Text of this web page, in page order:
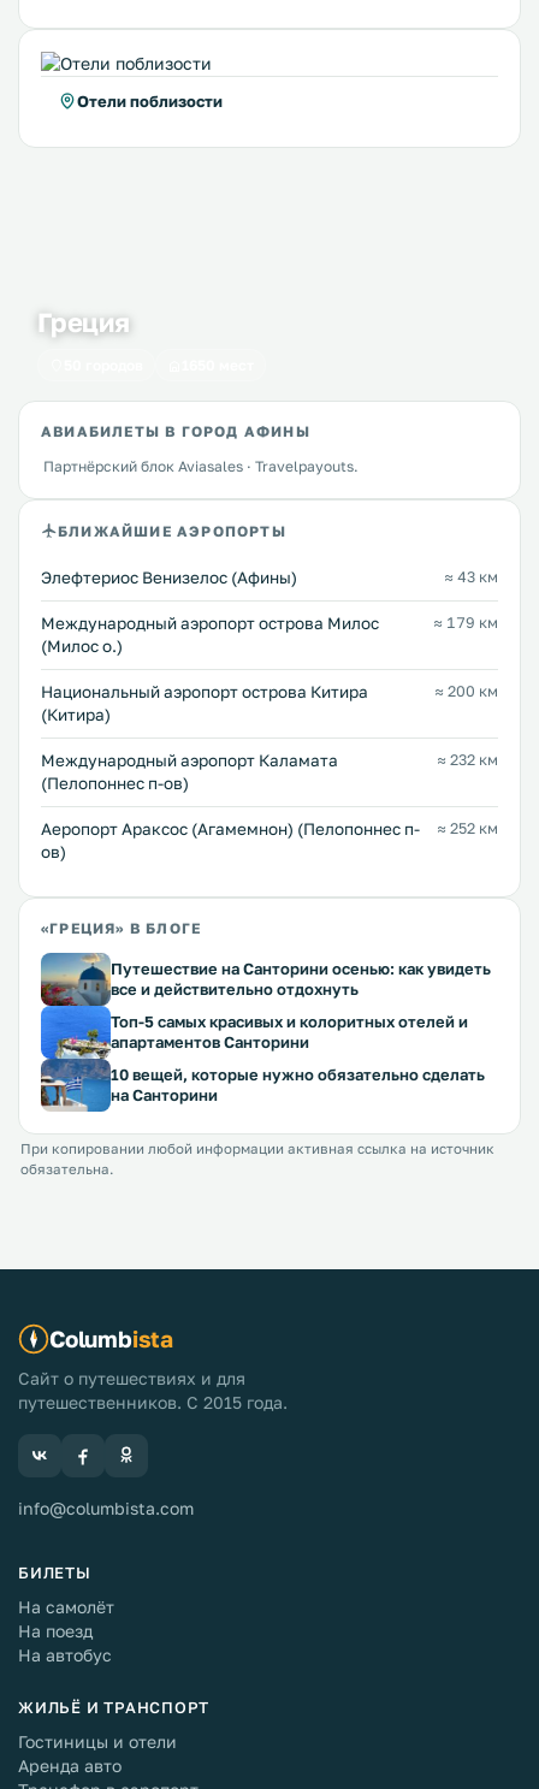
Отели поблизости
Греция
АВИАБИЛЕТЫ В ГОРОД АФИНЫ
Партнёрский блок Aviasales · Travelpayouts.
БЛИЖАЙШИЕ АЭРОПОРТЫ
Элефтериос Венизелос (Афины) ≈ 43 км
Междунарoдный аэропорт острова Милос
(Милос о.)
≈ 179 км
Национальный аэропорт острова Китира
(Китира)
≈ 200 км
Международный аэропорт Каламата
(Пелопоннес п-ов)
≈ 232 км
Аеропорт Араксос (Агамемнон) (Пелопоннес п-
ов)
≈ 252 км
«ГРЕЦИЯ» В БЛОГЕ
Путешествие на Санторини осенью: как увидеть
все и действительно отдохнуть
Топ-5 самых красивых и колоритных отелей и
апартаментов Санторини
10 вещей, которые нужно обязательно сделать
на Санторини
При копировании любой информации активная ссылка на источник
обязательна.
Columbista
Сайт о путешествиях и для
путешественников. С 2015 года.
info@columbista.com
БИЛЕТЫ
На самолёт
На поезд
На автобус
ЖИЛЬЁ И ТРАНСПОРТ
Гостиницы и отели
Аренда авто